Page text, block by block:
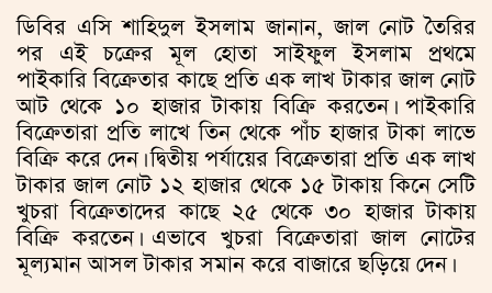
ডিবির এসি শাহিদুল ইসলাম জানান, জাল নোট তৈরির
পর এই চক্রের মূল হোতা সাইফুল ইসলাম প্রথমে
পাইকারি বিক্রেতার কাছে প্রতি এক লাখ টাকার জাল নোট
আট থেকে ১০ হাজার টাকায় বিক্রি করতেন। পাইকারি
বিক্রেতারা প্রতি লাখে তিন থেকে পাঁচ হাজার টাকা লাভে
বিক্রি করে দেন। দ্বিতীয় পর্যায়ের বিক্রেতারা প্রতি এক লাখ
টাকার জাল নোট ১২ হাজার থেকে ১৫ টাকায় কিনে সেটি
খুচরা বিক্রেতাদের কাছে ২৫ থেকে ৩০ হাজার টাকায়
বিক্রি করতেন। এভাবে খুচরা বিক্রেতারা জাল নোটের
মূল্যমান আসল টাকার সমান করে বাজারে ছড়িয়ে দেন।